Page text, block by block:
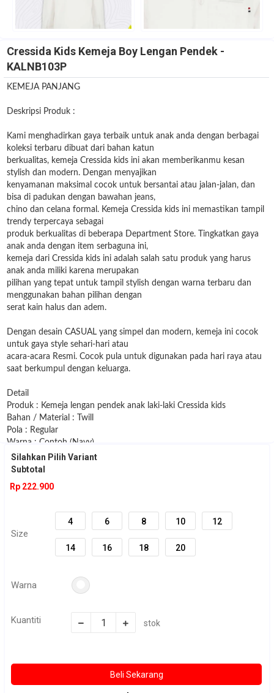
Cressida Kids Kemeja Boy Lengan Pendek -
KALNB103P
KEMEJA PANJANG
Deskripsi Produk :
Kami menghadirkan gaya terbaik untuk anak anda dengan berbagai
koleksi terbaru dibuat dari bahan katun
berkualitas, kemeja Cressida kids ini akan memberikanmu kesan
stylish dan modern. Dengan menyajikan
kenyamanan maksimal cocok untuk bersantai atau jalan-jalan, dan
bisa di padukan dengan bawahan jeans,
chino dan celana formal. Kemeja Cressida kids ini memastikan tampil
trendy terpercaya sebagai
produk berkualitas di beberapa Department Store. Tingkatkan gaya
anak anda dengan item serbaguna ini,
kemeja dari Cressida kids ini adalah salah satu produk yang harus
anak anda miliki karena merupakan
pilihan yang tepat untuk tampil stylish dengan warna terbaru dan
menggunakan bahan pilihan dengan
serat kain halus dan adem.
Dengan desain CASUAL yang simpel dan modern, kemeja ini cocok
untuk gaya style sehari-hari atau
acara-acara Resmi. Cocok pula untuk digunakan pada hari raya atau
saat berkumpul dengan keluarga.
Detail
Produk : Kemeja lengan pendek anak laki-laki Cressida kids
Bahan / Material : Twill
Pola : Regular
Warna : Contoh (Navy)
KIDS (4,6,8)
SUPER JUNIOR (16,18,20)
SIZE DETAIL / UKURAN
Lebar dada : 34 cm
Panjang badan : 47 cm
Panjang tagan : 40 cm
Size 8 :
Silahkan Pilih Variant
Subtotal
Rp 222.900
Size
4 6 8 10 12
14 16 18 20
Warna
Kuantiti stok